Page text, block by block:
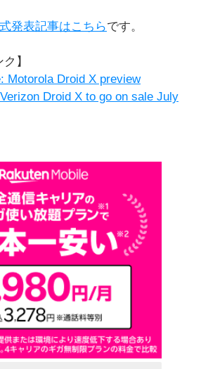
発表記事はこちらです。
】
Motorola Droid X preview
Droid X to go on sale July